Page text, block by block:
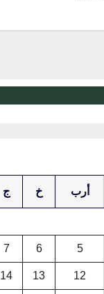
أرب خ ج
5
6
7
12
13
14